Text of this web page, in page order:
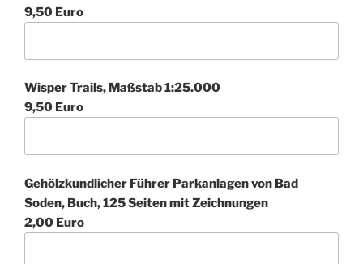
9,50 Euro
Wisper Trails, Maßstab 1:25.000
9,50 Euro
Gehölzkundlicher Führer Parkanlagen von Bad
Soden, Buch, 125 Seiten mit Zeichnungen
2,00 Euro